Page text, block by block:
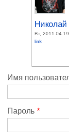
Николай
Вт, 2011-04-
link
Имя
Пароль *